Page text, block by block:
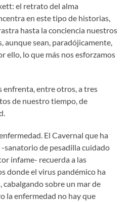
el retrato del alma
en este tipo de historias,
hasta la conciencia nuestros
aunque sean, paradójicamente,
ello, lo que más nos esforzamos
enfrenta, entre otros, a tres
de nuestro tiempo, de
El Cavernal que ha
sanatorio de pesadilla cuidado
infame- recuerda a las
donde el virus pandémico ha
cabalgando sobre un mar de
la enfermedad no hay que